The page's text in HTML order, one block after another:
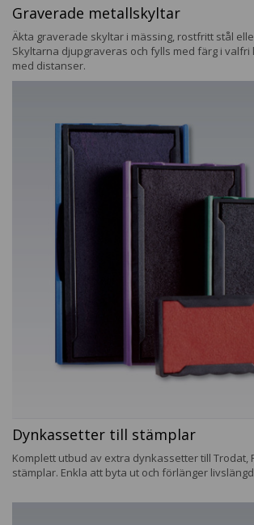
Graverade metallskyltar
Äkta graverade skyltar i mässing, rostfritt stål
Skyltarna djupgraveras och fylls med färg i valfri
med distanser.
Dynkassetter till stämplar
Komplett utbud av extra dynkassetter till Trodat,
stämplar. Enkla att byta ut och förlänger